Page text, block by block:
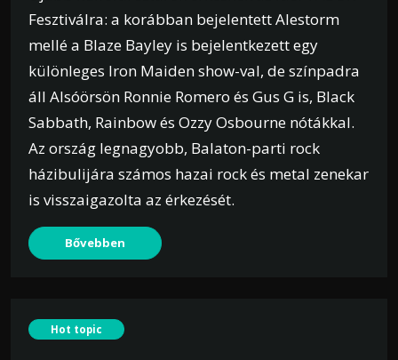
Fesztiválra: a korábban bejelentett Alestorm
mellé a Blaze Bayley is bejelentkezett egy
különleges Iron Maiden show-val, de színpadra
áll Alsóörsön Ronnie Romero és Gus G is, Black
Sabbath, Rainbow és Ozzy Osbourne nótákkal.
Az ország legnagyobb, Balaton-parti rock
házibulijára számos hazai rock és metal zenekar
is visszaigazolta az érkezését.
Bővebben
Hot topic